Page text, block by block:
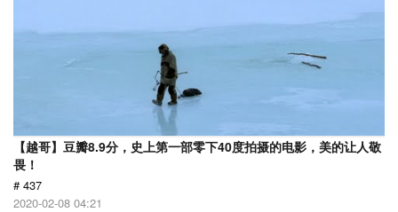
【越哥】豆瓣8.9分，史上第一部零下40度拍摄的电影，美的让人敬
畏！
# 437
2020-02-08 04:21